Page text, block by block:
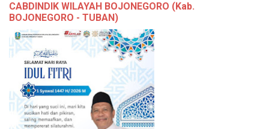
CABDINDIK WILAYAH BOJONEGORO (Kab.
BOJONEGORO - TUBAN)